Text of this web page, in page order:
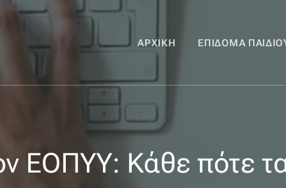
ΑΡΧΙΚΉ ΕΠΊΔΟΜΑ
ΕΟΠΥΥ: Κάθε πότε